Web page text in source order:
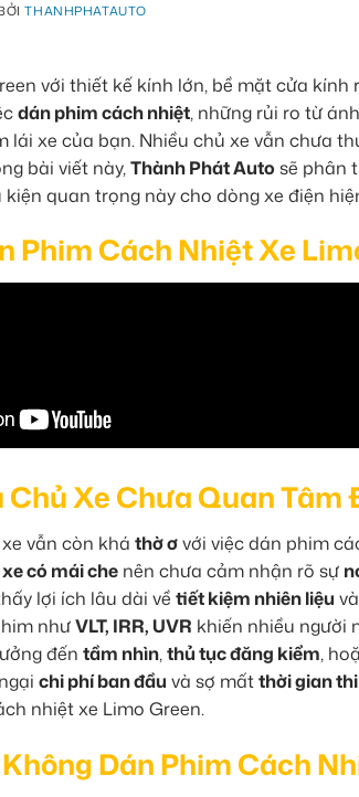
THANHPHATAUTO
với thiết kế kính lớn, bề mặt cửa
dán phim cách nhiệt, những rủi ro từ
lái xe của bạn. Nhiều chủ xe vẫn chưa
bài viết này,Thành Phát Auto sẽ phân
quan trọng này cho dòng xe điện
Phim Cách Nhiệt Xe
Chủ Xe Chưa Quan
vẫn còn khá thờ ơvới việc dán phim
có mái che nên chưa cảm nhận rõ sự
lợi ích lâu dài về tiết kiệm nhiên liệu và
nhưVLT, IRR, UVR khiến nhiều người
đến tầm nhìn,thủ tục đăng kiểm,
chi phí ban đầu và sợ mấtthời gian
nhiệt xe Limo Green.
Dán Phim Cách